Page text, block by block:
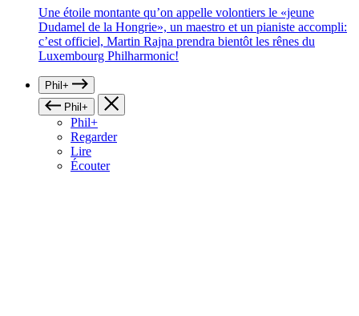
Une étoile montante qu’on appelle volontiers le «jeune
Dudamel de la Hongrie», un maestro et un pianiste accompli:
c’est officiel, Martin Rajna prendra bientôt les rênes du
Luxembourg Philharmonic!
Phil+
Phil+
Phil+
Regarder
Lire
Écouter